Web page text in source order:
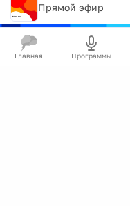
Прямой эфир
Главная Программы